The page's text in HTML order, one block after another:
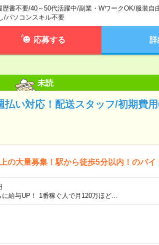
歴書不要/40～50代活躍中/副業・WワークOK/服装自
/パソコンスキル不要
応募する 詳
未読
い対応！配送スタッフ/初期費
の大量募集！駅から徒歩5分以内！のバイ
給与UP！ 1番稼ぐ人で月120万ほど…